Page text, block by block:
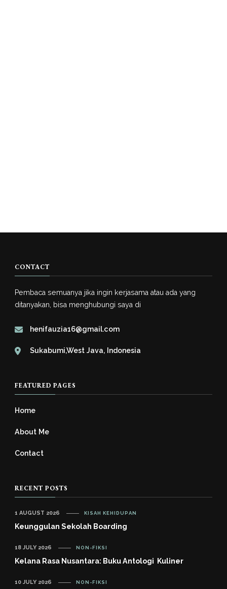
CONTACT
Pembaca semuanya jika ingin kerjasama atau ada yang
ditanyakan, bisa menghubungi saya di
henifauzia16@gmail.com
Sukabumi,West Java, Indonesia
FEATURED PAGES
Home
About Me
Contact
RECENT POSTS
KISAH KEHIDUPAN
Keunggulan Sekolah Boarding
1 AUGUST 2026
NON-FIKSI
Kelana Rasa Nusantara: Buku Antologi Kuliner
18 JULY 2026
NON-FIKSI
10 JULY 2026